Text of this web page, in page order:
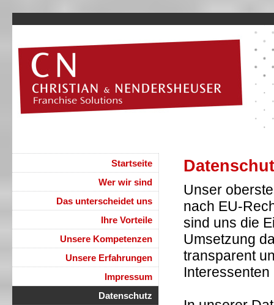
Unser
nach EU-
sind uns die
Umsetzung
transparent
Startseite
Wer wir sind
Das unterscheidet uns
Ihre Vorteile
Unsere Kompetenzen
Unsere Erfahrungen
Impressum
Datenschutz